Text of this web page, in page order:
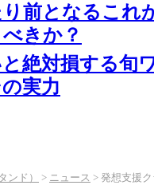
前となるこれ
きか？
絶対損する旬
実力
ンド） > ニュース > 発想支援